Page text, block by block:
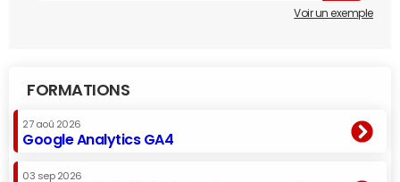
Voir un exemple
FORMATIONS
27 aoû 2026
Google Analytics GA4
03 sep 2026